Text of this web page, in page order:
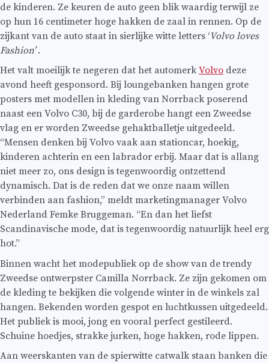
de kinderen. Ze keuren de auto geen blik waardig terwijl ze
op hun 16 centimeter hoge hakken de zaal in rennen. Op de
zijkant van de auto staat in sierlijke witte letters ‘Volvo loves
Fashion’.
Het valt moeilijk te negeren dat het automerk Volvo deze
avond heeft gesponsord. Bij loungebanken hangen grote
posters met modellen in kleding van Norrback poserend
naast een Volvo C30, bij de garderobe hangt een Zweedse
vlag en er worden Zweedse gehaktballetje uitgedeeld.
“Mensen denken bij Volvo vaak aan stationcar, hoekig,
kinderen achterin en een labrador erbij. Maar dat is allang
niet meer zo, ons design is tegenwoordig ontzettend
dynamisch. Dat is de reden dat we onze naam willen
verbinden aan fashion,” meldt marketingmanager Volvo
Nederland Femke Bruggeman. “En dan het liefst
Scandinavische mode, dat is tegenwoordig natuurlijk heel erg
hot.”
Binnen wacht het modepubliek op de show van de trendy
Zweedse ontwerpster Camilla Norrback. Ze zijn gekomen om
de kleding te bekijken die volgende winter in de winkels zal
hangen. Bekenden worden gespot en luchtkussen uitgedeeld.
Het publiek is mooi, jong en vooral perfect gestileerd.
Schuine hoedjes, strakke jurken, hoge hakken, rode lippen.
Aan weerskanten van de spierwitte catwalk staan banken die